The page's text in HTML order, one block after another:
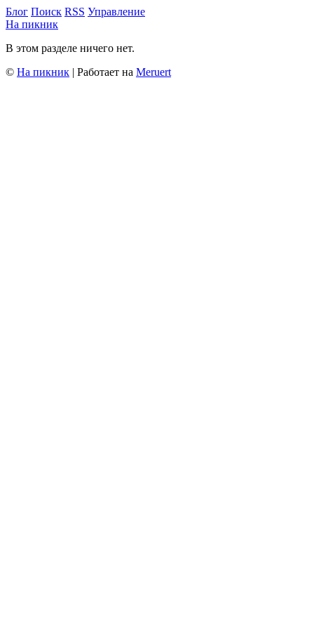
Блог Поиск RSS Управление
На пикник
В этом разделе ничего нет.
© На пикник | Работает на Meruert